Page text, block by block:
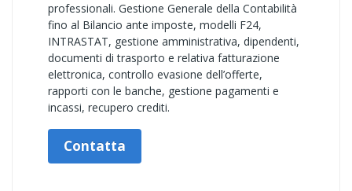
professionali. Gestione Generale della Contabilità
fino al Bilancio ante imposte, modelli F24,
INTRASTAT, gestione amministrativa, dipendenti,
documenti di trasporto e relativa fatturazione
elettronica, controllo evasione dell’offerte,
rapporti con le banche, gestione pagamenti e
incassi, recupero crediti.
Contatta